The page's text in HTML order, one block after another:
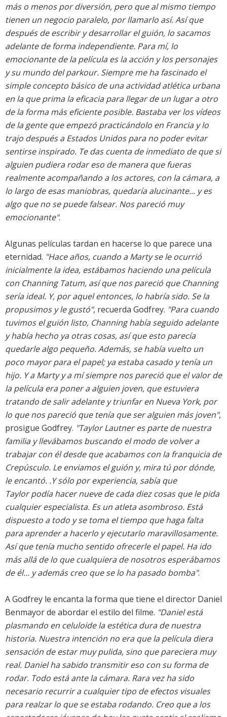
más o menos por diversión, pero que al mismo tiempo
tienen un negocio paralelo, por llamarlo así. Así que
después de escribir y desarrollar el guión, lo sacamos
adelante de forma independiente. Para mí, lo
emocionante de la película es la acción y los personajes
y su mundo del parkour. Siempre me ha fascinado el
simple concepto básico de una actividad atlética urbana
en la que prima la eficacia para llegar de un lugar a otro
de la forma más eficiente posible. Bastaba ver los vídeos
de la gente que empezó practicándolo en Francia y lo
trajo después a Estados Unidos para no poder evitar
sentirse inspirado. Te das cuenta de inmediato de que si
alguien pudiera rodar eso de manera que fueras
realmente acompañando a los actores, con la cámara, a
lo largo de esas maniobras, quedaría alucinante... y es
algo que no se puede falsear. Nos pareció muy
emocionante".
Algunas películas tardan en hacerse lo que parece una
eternidad. "Hace años, cuando a Marty se le ocurrió
inicialmente la idea, estábamos haciendo una película
con Channing Tatum, así que nos pareció que Channing
sería ideal. Y, por aquel entonces, lo habría sido. Se la
propusimos y le gustó", recuerda Godfrey. "Para cuando
tuvimos el guión listo, Channing había seguido adelante
y había hecho ya otras cosas, así que esto parecía
quedarle algo pequeño. Además, se había vuelto un
poco mayor para el papel; ya estaba casado y tenía un
hijo. Y a Marty y a mí siempre nos pareció que el valor de
la película era poner a alguien joven, que estuviera
tratando de salir adelante y triunfar en Nueva York, por
lo que nos pareció que tenía que ser alguien más joven",
prosigue Godfrey. "Taylor Lautner es parte de nuestra
familia y llevábamos buscando el modo de volver a
trabajar con él desde que acabamos con la franquicia de
Crepúsculo. Le enviamos el guión y, mira tú por dónde,
le encantó. .Y sólo por experiencia, sabía que
Taylor podía hacer nueve de cada diez cosas que le pida
cualquier especialista. Es un atleta asombroso. Está
dispuesto a todo y se toma el tiempo que haga falta
para aprender a hacerlo y ejecutarlo maravillosamente.
Así que tenía mucho sentido ofrecerle el papel. Ha ido
más allá de lo que cualquiera de nosotros esperábamos
de él... y además creo que se lo ha pasado bomba".
A Godfrey le encanta la forma que tiene el director Daniel
Benmayor de abordar el estilo del filme. "Daniel está
plasmando en celuloide la estética dura de nuestra
historia. Nuestra intención no era que la película diera
sensación de estar muy pulida, sino que pareciera muy
real. Daniel ha sabido transmitir eso con su forma de
rodar. Todo está ante la cámara. Rara vez ha sido
necesario recurrir a cualquier tipo de efectos visuales
para realzar lo que se estaba rodando. Creo que a los